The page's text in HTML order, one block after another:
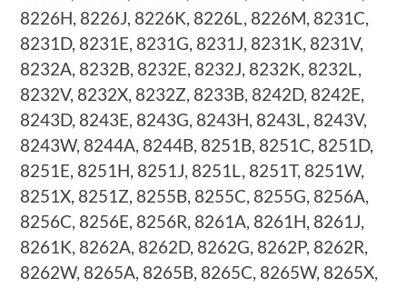
8226H, 8226J, 8226K, 8226L, 8226M, 8231C,
8231D, 8231E, 8231G, 8231J, 8231K, 8231V,
8232A, 8232B, 8232E, 8232J, 8232K, 8232L,
8232V, 8232X, 8232Z, 8233B, 8242D, 8242E,
8243D, 8243E, 8243G, 8243H, 8243L, 8243V,
8243W, 8244A, 8244B, 8251B, 8251C, 8251D,
8251E, 8251H, 8251J, 8251L, 8251T, 8251W,
8251X, 8251Z, 8255B, 8255C, 8255G, 8256A,
8256C, 8256E, 8256R, 8261A, 8261H, 8261J,
8261K, 8262A, 8262D, 8262G, 8262P, 8262R,
8262W, 8265A, 8265B, 8265C, 8265W, 8265X,